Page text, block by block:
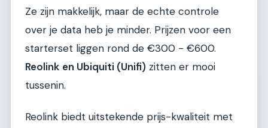
Ze zijn makkelijk, maar de echte controle
over je data heb je minder. Prijzen voor een
starterset liggen rond de €300 - €600.
Reolink en Ubiquiti (Unifi) zitten er mooi
tussenin.
Reolink biedt uitstekende prijs-kwaliteit met